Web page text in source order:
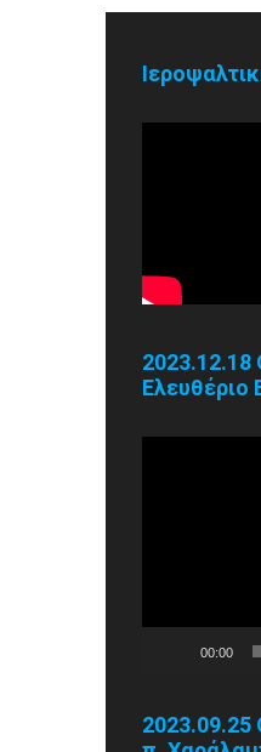
2023.12.18
Ελευθέριο
00:00
2023.09.25